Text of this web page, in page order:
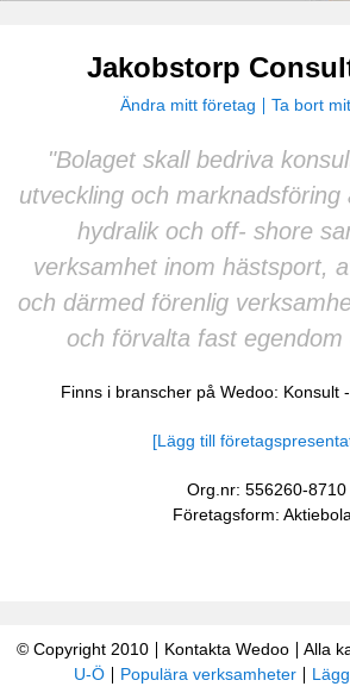
Jakobstorp
Ändra mitt företag Ta bort
"Bolaget skall bedriva
utveckling och marknadsföring
hydralik och off- shore
verksamhet inom hästsport,
och därmed förenlig
och förvalta fast egendom
Finns i branscher på Wedoo: Konsult -
[Lägg till
Org.nr: 556260-8710
Företagsform:
© Copyright 2010 Kontakta Wedoo Alla
U-Ö
Populära verksamheter